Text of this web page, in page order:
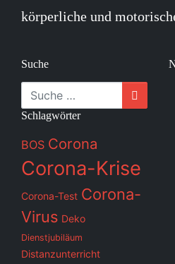
körperliche und
Suche
Suche
Schlagwörter
BOS Corona
Corona-Krise
Corona-Test Corona-
Virus Deko
Dienstjubiläum
Distanzunterricht